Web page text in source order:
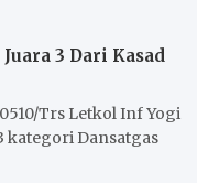
3 Dari Kasad
Trs Letkol Inf Yogi
kategori Dansatgas